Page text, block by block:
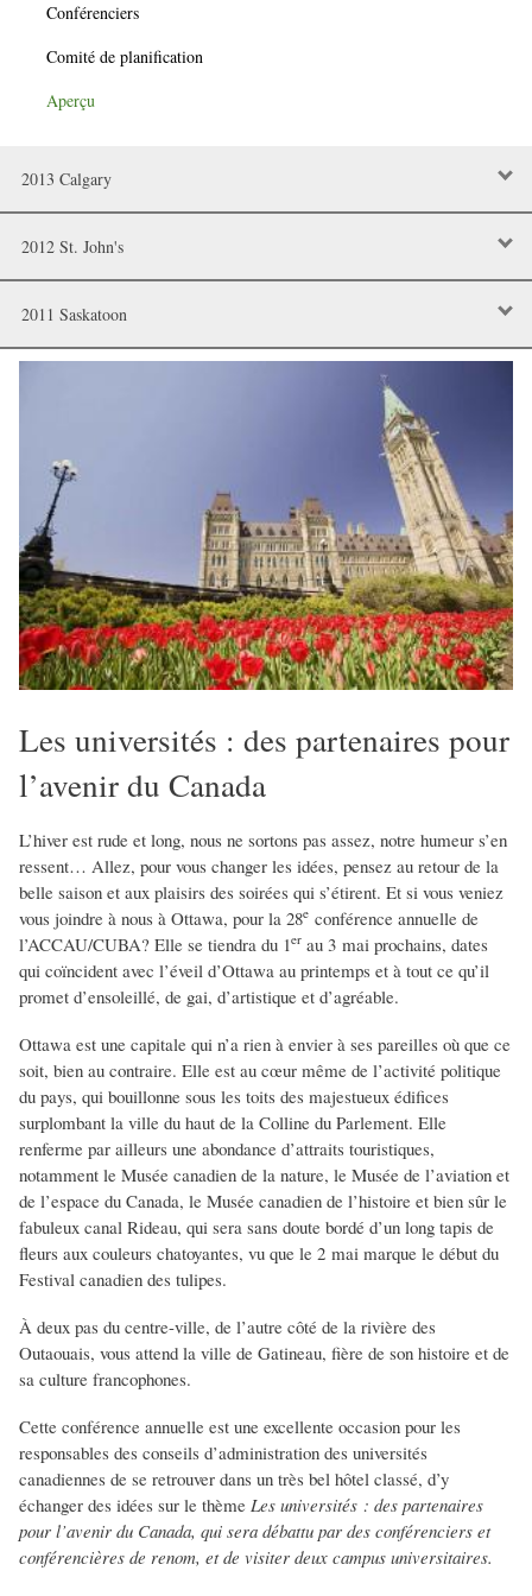
Conférenciers
Comité de planification
Aperçu
2013 Calgary
2012 St. John's
2011 Saskatoon
Les universités : des partenaires pour
l’avenir du Canada
L’hiver est rude et long, nous ne sortons pas assez, notre humeur s’en
ressent… Allez, pour vous changer les idées, pensez au retour de la
belle saison et aux plaisirs des soirées qui s’étirent. Et si vous veniez
vous joindre à nous à Ottawa, pour la 28e conférence annuelle de
l’ACCAU/CUBA? Elle se tiendra du 1er au 3 mai prochains, dates
qui coïncident avec l’éveil d’Ottawa au printemps et à tout ce qu’il
promet d’ensoleillé, de gai, d’artistique et d’agréable.
Ottawa est une capitale qui n’a rien à envier à ses pareilles où que ce
soit, bien au contraire. Elle est au cœur même de l’activité politique
du pays, qui bouillonne sous les toits des majestueux édifices
surplombant la ville du haut de la Colline du Parlement. Elle
renferme par ailleurs une abondance d’attraits touristiques,
notamment le Musée canadien de la nature, le Musée de l’aviation et
de l’espace du Canada, le Musée canadien de l’histoire et bien sûr le
fabuleux canal Rideau, qui sera sans doute bordé d’un long tapis de
fleurs aux couleurs chatoyantes, vu que le 2 mai marque le début du
Festival canadien des tulipes.
À deux pas du centre-ville, de l’autre côté de la rivière des
Outaouais, vous attend la ville de Gatineau, fière de son histoire et de
sa culture francophones.
Cette conférence annuelle est une excellente occasion pour les
responsables des conseils d’administration des universités
canadiennes de se retrouver dans un très bel hôtel classé, d’y
échanger des idées sur le thème Les universités : des partenaires
pour l’avenir du Canada, qui sera débattu par des conférenciers et
conférencières de renom, et de visiter deux campus universitaires.